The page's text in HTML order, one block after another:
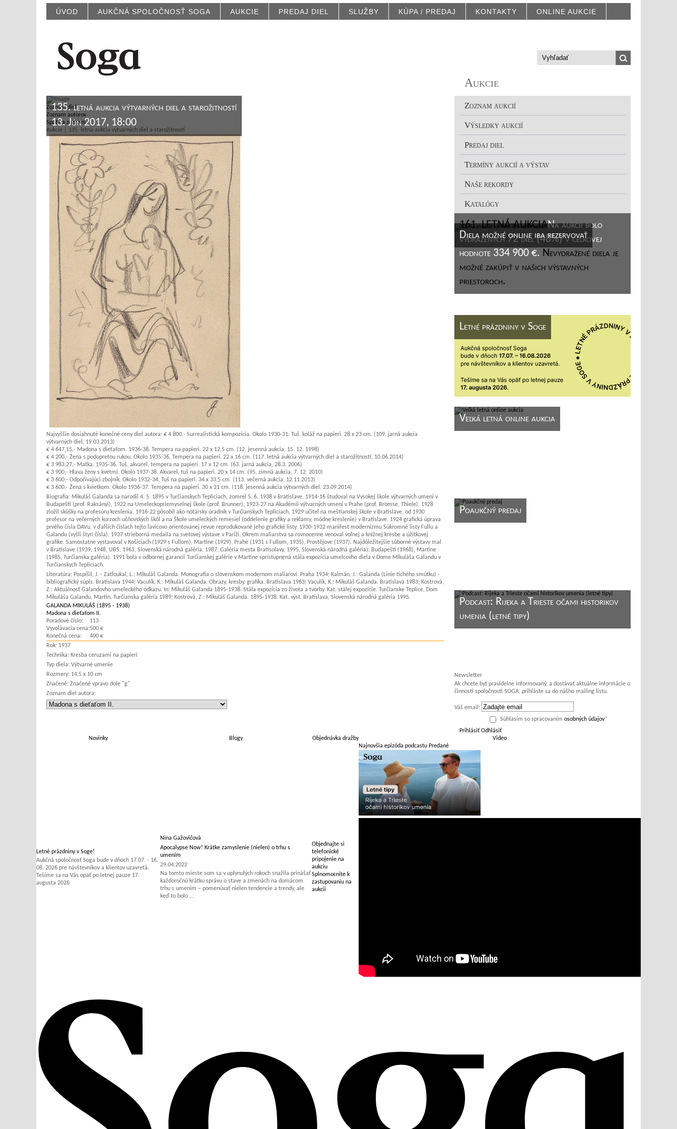
ÚVOD AUKČNÁ SPOLOČNOSŤ SOGA AUKCIE PREDAJ DIEL SLUŽBY KÚPA / PREDAJ KONTAKTY ONLINE AUKCIE
135. letná aukcia výtvarných diel a starožitností
13. Jún 2017, 18:00
Zoznam diel
Zoznam autorov
Späť na zoznam
Aukcie | 135. letná aukcia výtvarných diel a starožitností
Najvyššie dosiahnuté konečné ceny diel autora: € 4 800,- Surrealistická kompozícia. Okolo 1930-31. Tuš, koláž na papieri. 28 x 23 cm. (109. jarná aukcia
výtvarných diel, 19.03.2013)
€ 4 647,15,- Madona s dieťaťom. 1936-38. Tempera na papieri. 22 x 12,5 cm. (12. jesenná aukcia, 15. 12. 1998)
€ 4 200,- Žena s podopretou rukou. Okolo 1935-36. Tempera na papieri. 22 x 16 cm. (117. letná aukcia výtvarných diel a starožitností, 10.06.2014)
€ 3 983,27,- Matka. 1935-36. Tuš, akvarel, tempera na papieri. 17 x 12 cm. (63. jarná aukcia, 28.3. 2006)
€ 3 900,- Hlava ženy s kvetmi. Okolo 1937-38. Akvarel, tuš na papieri. 20 x 14 cm. (95. zimná aukcia, 7. 12. 2010)
€ 3 600,- Odpočívajúci zbojník. Okolo 1932-34. Tuš na papieri. 34 x 33,5 cm. (113. večerná aukcia, 12.11.2013)
€ 3 600,- Žena s kvietkom. Okolo 1936-37. Tempera na papieri. 30 x 21 cm. (118. jesenná aukcia výtvarných diel, 23.09.2014)
Biografia: Mikuláš Galanda sa narodil 4. 5. 1895 v Turčianskych Tepliciach, zomrel 5. 6. 1938 v Bratislave. 1914-16 študoval na Vysokej škole výtvarných umení v
Budapešti (prof. Raksányi), 1922 na Umeleckopriemyselnej škole (prof. Brunner), 1923-27 na Akadémii výtvarných umení v Prahe (prof. Brömse, Thiele). 1928
zložil skúšky na profesúru kreslenia. 1916-22 pôsobil ako notársky úradník v Turčianskych Tepliciach, 1929 učiteľ na meštianskej škole v Bratislave, od 1930
profesor na večerných kurzoch učňovských škôl a na Škole umeleckých remesiel (oddelenie grafiky a reklamy, módne kreslenie) v Bratislave. 1924 grafická úprava
prvého čísla DAVu, v ďalších číslach tejto ľavicovo orientovanej revue reprodukované jeho grafické listy. 1930-1932 manifest modernizmu Súkromné listy Fullu a
Galandu (vyšli štyri čísla). 1937 strieborná medaila na svetovej výstave v Paríži. Okrem maliarstva sa rovnocenne venoval voľnej a knižnej kresbe a úžitkovej
grafike. Samostatne vystavoval v Košiciach (1929 s Fullom), Martine (1929), Prahe (1931 s Fullom, 1935), Prostějove (1937). Najdôležitejšie súborné výstavy mal
v Bratislave (1939, 1948, UBS, 1963, Slovenská národná galéria, 1987, Galéria mesta Bratisolavy, 1995, Slovenská národná galéria), Budapešti (1968), Martine
(1985, Turčianska galéria). 1991 bola v odbornej garancii Turčianskej galérie v Martine sprístupnená stála expozícia umelcovho diela v Dome Mikuláša Galandu v
Turčianskych Tepliciach.
Literatúra: Pospíšil, J. - Zatloukal, L.: Mikuláš Galanda. Monografia o slovenskom modernom maliarovi. Praha 1934; Kalmán, J.: Galanda (Línie tichého smútku) -
bibliografický súpis. Bratislava 1944; Vaculík, K.: Mikuláš Galanda. Obrazy, kresby, grafika. Bratislava 1963; Vaculík, K.: Mikuláš Galanda. Bratislava 1983; Kostrová,
Z.: Aktuálnosť Galandovho umeleckého odkazu. In: Mikuláš Galanda 1895-1938. Stála expozícia zo života a tvorby. Kat. stálej expozície. Turčianske Teplice, Dom
Mikuláša Galandu, Martin, Turčianska galéria 1989; Kostrová, Z.: Mikuláš Galanda. 1895-1938. Kat. výst. Bratislava, Slovenská národná galéria 1995.
GALANDA MIKULÁŠ (1895 - 1938)
Madona s dieťaťom II.
Poradové číslo:
113
Vyvolávacia cena:500 €
Konečná cena:
400 €
Rok: 1937
Technika: Kresba ceruzami na papieri
Typ diela: Výtvarné umenie
Rozmery: 14,5 x 10 cm
Značené: Značené vpravo dole "g"
Zoznam diel autora:
Aukcie
Zoznam aukcií
Výsledky aukcií
Predaj diel
Termíny aukcií a výstav
Naše rekordy
Katalógy
161. LETNÁ AUKCIANa aukcii bolo
vydražených 72 diel (48%) v celkovej
hodnote 334 900 €. Nevydražené diela je
možné zakúpiť v našich výstavných
priestoroch.
Diela možné online iba rezervovať
Letné prázdniny v Soge
Veľká letná online aukcia
Poaukčný predaj
Podcast: Rijeka a Trieste očami historikov
umenia (letné tipy)
Newsletter
Ak chcete byť pravidelne informovaný, a dostávať aktuálne informácie o
činnosti spoločnosti SOGA, prihláste sa do nášho mailing listu.
Váš email:
Súhlasím so spracovaním osobných údajov*
Prihlásiť Odhlásiť
Novinky
Blogy Objednávka dražby Video
Letné prázdniny v Soge!
Aukčná spoločnosť Soga bude v dňoch 17.07. - 16.
08. 2026 pre návštevníkov a klientov uzavretá.
Tešíme sa na Vás opäť po letnej pauze 17.
augusta 2026
Nina Gažovičová
Apocalypse Now! Krátke zamyslenie (nielen) o trhu s
umením
29.04.2022
Na tomto mieste som sa v uplynulých rokoch snažila prinášať
každoročnú krátku správu o stave a zmenách na domácom
trhu s umením – pomenúvať nielen tendencie a trendy, ale
keď to bolo ...
Objednajte si
telefonické
pripojenie na
aukciu
Splnomocnite k
zastupovaniu na
aukcii
Najnovšia epizóda podcastu Predané